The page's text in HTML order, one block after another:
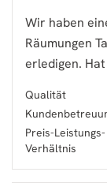
Wir haben
Räumungen
erledigen.
Qualität
Preis-Leistungs-
Verhältnis